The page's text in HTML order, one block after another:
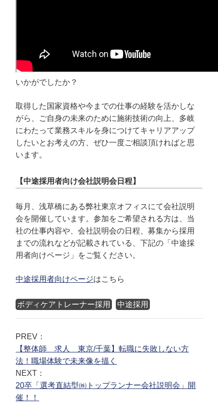
いかがでしたか？
取得した国家資格や今までの仕事の経験を活かしな
がら、ご自身の未来のために施術技術の向上、多岐
にわたって業務スキルを身につけてキャリアアップ
したいとお考えの方、ぜひ一度ご相談頂ければと思
います。
【中途採用者向け会社説明会日程】
毎月、浅草橋にある弊社東京オフィスにて会社説明
会を開催しています。参加をご希望される方は、当
社の仕事内容や、会社説明会の日程、募集から採用
までの流れなどが記載されている、下記の「中途採
用者向けページ」をご覧ください。
中途採用者向けページはこちら
ボディケアトレーナー採用 中途採用
PREV：
【整体師 求人 東京/千葉】転職に失敗しない方
法！職場体験で未来像を描く
NEXT：
20卒「選考直結型㈱トップランナー会社説明会」開
催！！